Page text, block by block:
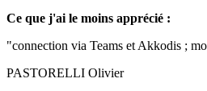
Ce que j'ai le moins apprécié :
"connection via Teams et Akkodis ;
PASTORELLI Olivier